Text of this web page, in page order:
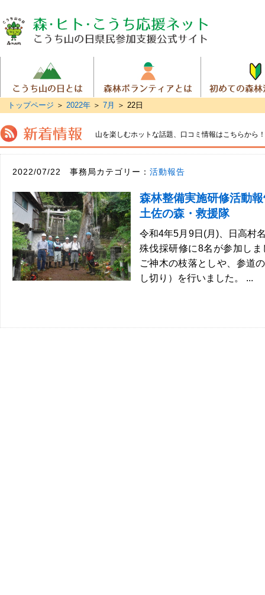
トップページ ＞2022年 ＞7月 ＞22日
山を楽しむホットな話題、 口コミ情報はこちらから！
2022/07/22 事務局カテゴリー： 活動報告
森林整備実施研修活動
土佐の森・救援隊
令和4年5月9日(月)、日高村
殊伐採研修に8名が参加し
ご神木の枝落としや、参道
し切り）を行いました。 ...